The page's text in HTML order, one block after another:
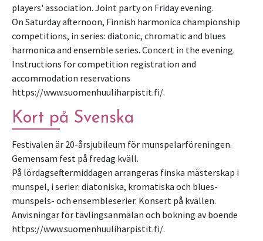
players' association. Joint party on Friday evening.
On Saturday afternoon, Finnish harmonica championship
competitions, in series: diatonic, chromatic and blues
harmonica and ensemble series. Concert in the evening.
Instructions for competition registration and
accommodation reservations
https://www.suomenhuuliharpistit.fi/.
Kort på Svenska
Festivalen är 20-årsjubileum för munspelarföreningen.
Gemensam fest på fredag ​​kväll.
På lördagseftermiddagen arrangeras finska mästerskap i
munspel, i serier: diatoniska, kromatiska och blues-
munspels- och ensembleserier. Konsert på kvällen.
Anvisningar för tävlingsanmälan och bokning av boende
https://www.suomenhuuliharpistit.fi/.